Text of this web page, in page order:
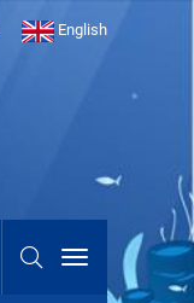
English